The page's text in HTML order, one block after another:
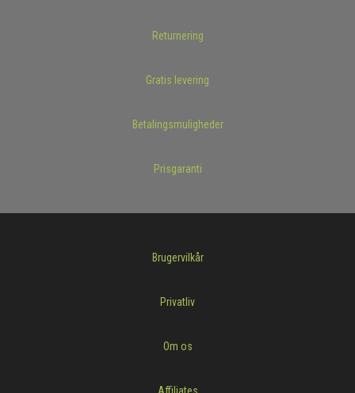
Returnering
Gratis levering
Betalingsmuligheder
Prisgaranti
Brugervilkår
Privatliv
Om os